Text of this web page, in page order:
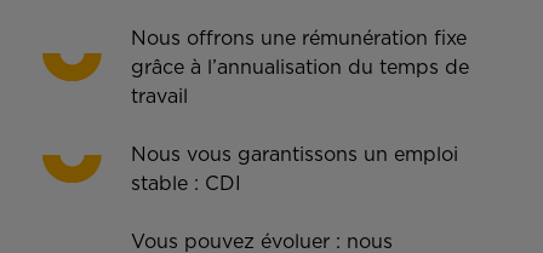
Nous offrons une rémunération fixe
grâce à l’annualisation du temps de
travail
Nous vous garantissons un emploi
stable : CDI
Vous pouvez évoluer : nous